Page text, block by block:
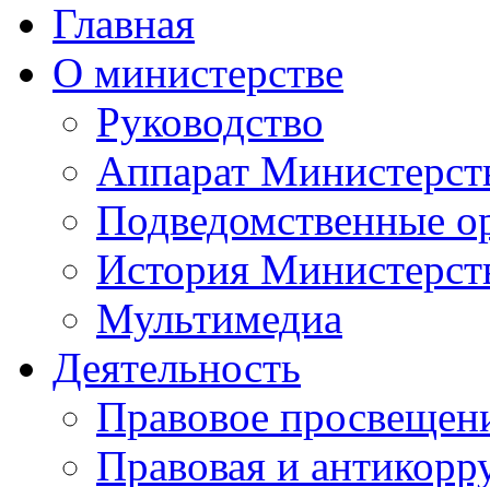
Главная
О министерстве
Руководство
Аппарат
Подведомственные
История
Мультимедиа
Деятельность
Правовое
Правовая и